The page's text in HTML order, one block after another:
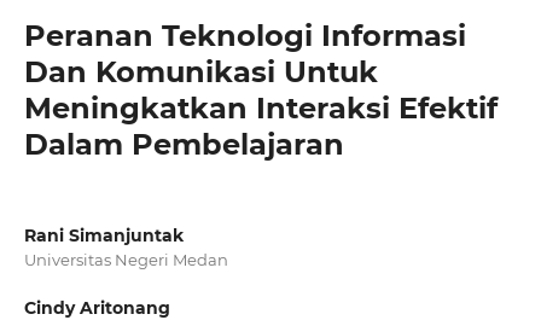
Peranan Teknologi Informasi
Dan Komunikasi Untuk
Meningkatkan Interaksi Efektif
Dalam Pembelajaran
Rani Simanjuntak
Universitas Negeri Medan
Cindy Aritonang